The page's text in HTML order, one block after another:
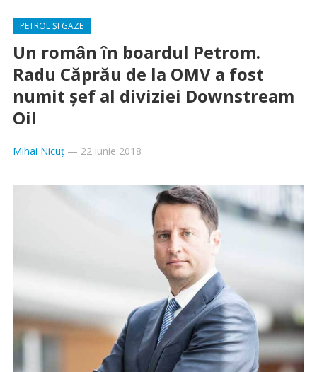
PETROL ȘI GAZE
Un român în boardul Petrom.
Radu Căprău de la OMV a fost
numit şef al diviziei Downstream
Oil
Mihai Nicuț— 22 iunie 2018